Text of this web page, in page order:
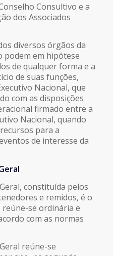
Consultivo e a
dos Associados
diversos órgãos da
podem em hipótese
de qualquer forma e a
de suas funções,
Nacional, que
com as disposições
firmado entre a
Nacional, quando
para a
de interesse da
constituída pelos
e remidos, é o
reúne-se ordinária e
com as normas
reúne-se